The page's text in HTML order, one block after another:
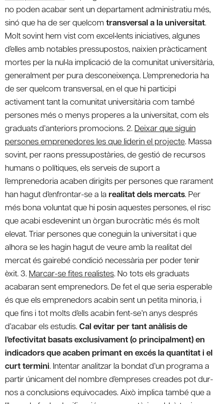
no poden acabar sent un departament administratiu més,
sinó que ha de ser quelcom transversal a la universitat.
Molt sovint hem vist com excel•lents iniciatives, algunes
d’elles amb notables pressupostos, naixien pràcticament
mortes per la nul•la implicació de la comunitat universitària,
generalment per pura desconeixença. L’emprenedoria ha
de ser quelcom transversal, en el que hi participi
activament tant la comunitat universitària com també
persones més o menys properes a la universitat, com els
graduats d’anteriors promocions. 2. Deixar que siguin
persones emprenedores les que liderin el projecte. Massa
sovint, per raons pressupostàries, de gestió de recursos
humans o polítiques, els serveis de suport a
l’emprenedoria acaben dirigits per persones que rarament
han hagut d’enfrontar-se a la realitat dels mercats. Per
més bona voluntat que hi posin aquestes persones, el risc
que acabi esdevenint un òrgan burocràtic més és molt
elevat. Triar persones que coneguin la universitat i que
alhora se les hagin hagut de veure amb la realitat del
mercat és gairebé condició necessària per poder tenir
èxit. 3. Marcar-se fites realistes. No tots els graduats
acabaran sent emprenedors. De fet el que seria esperable
és que els emprenedors acabin sent un petita minoria, i
que fins i tot molts d’ells acabin fent-se’n anys després
d’acabar els estudis.Cal evitar per tant anàlisis de
l’efectivitat basats exclusivament (o principalment) en
indicadors que acaben primant en excés la quantitat i el
curt termini. Intentar analitzar la bondat d’un programa a
partir únicament del nombre d’empreses creades pot dur-
nos a conclusions equivocades. Això implica també que a